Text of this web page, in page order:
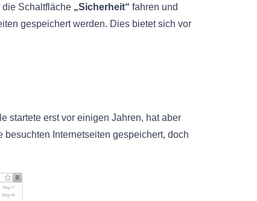
die Schaltfläche „Sicherheit“ fahren und
gespeichert werden. Dies bietet sich vor
startete erst vor einigen Jahren, hat aber
Internetseiten gespeichert, doch